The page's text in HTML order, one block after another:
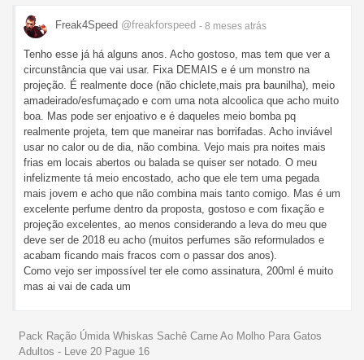
Freak4Speed @freakforspeed - 8 meses atrás
Tenho esse já há alguns anos. Acho gostoso, mas tem que ver a
circunstância que vai usar. Fixa DEMAIS e é um monstro na
projeção. É realmente doce (não chiclete,mais pra baunilha), meio
amadeirado/esfumaçado e com uma nota alcoolica que acho muito
boa. Mas pode ser enjoativo e é daqueles meio bomba pq
realmente projeta, tem que maneirar nas borrifadas. Acho inviável
usar no calor ou de dia, não combina. Vejo mais pra noites mais
frias em locais abertos ou balada se quiser ser notado. O meu
infelizmente tá meio encostado, acho que ele tem uma pegada
mais jovem e acho que não combina mais tanto comigo. Mas é um
excelente perfume dentro da proposta, gostoso e com fixação e
projeção excelentes, ao menos considerando a leva do meu que
deve ser de 2018 eu acho (muitos perfumes são reformulados e
acabam ficando mais fracos com o passar dos anos).
Como vejo ser impossível ter ele como assinatura, 200ml é muito
mas ai vai de cada um
Pack Ração Úmida Whiskas Sachê Carne Ao Molho Para Gatos
Adultos - Leve 20 Pague 16